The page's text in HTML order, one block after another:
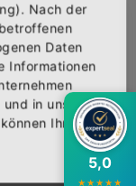
neue
für
5,0
★★★★★
Nach der
Daten
Informationen
in unserer
Ihre